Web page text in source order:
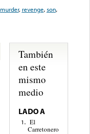
murder, revenge,son,
También
en este
mismo
medio
LADO A
1. El
Carretonero